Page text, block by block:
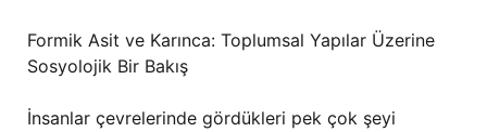
Formik Asit ve Karınca: Toplumsal Yapılar Üzerine
Sosyolojik Bir Bakış
İnsanlar çevrelerinde gördükleri pek çok şeyi